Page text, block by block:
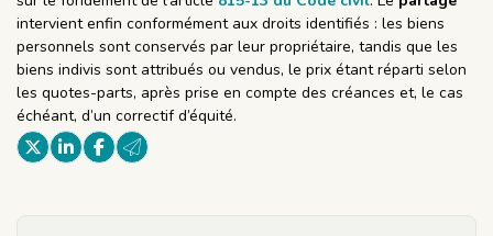
intervient enfin conformément aux droits identifiés : les biens
personnels sont conservés par leur propriétaire, tandis que les
biens indivis sont attribués ou vendus, le prix étant réparti selon
les quotes-parts, après prise en compte des créances et, le cas
échéant, d’un correctif d’équité.